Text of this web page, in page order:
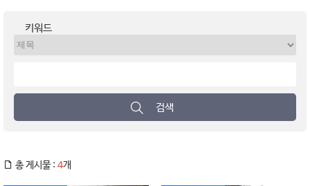
키워드
검색
총 게시물 : 4개